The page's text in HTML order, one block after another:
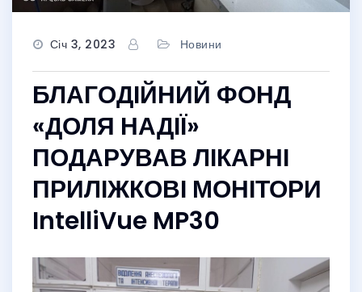
Січ 3, 2023 Новини
БЛАГОДІЙНИЙ ФОНД
«ДОЛЯ НАДІЇ»
ПОДАРУВАВ ЛІКАРНІ
ПРИЛІЖКОВІ МОНІТОРИ
IntelliVue MP30